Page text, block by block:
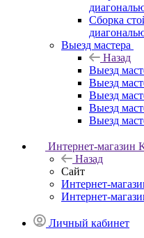
Сборка
Выезд мастера
Назад
Выезд
Выезд
Выезд
Выезд
Выезд
Интернет-магазин
Назад
Сайт
Интернет-
Интернет-
Личный кабинет